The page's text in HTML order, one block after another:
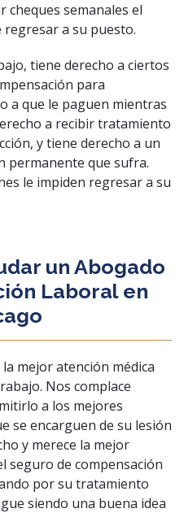
cheques semanales el
regresar a su puesto.
tiene derecho a ciertos
para
a que le paguen mientras
a recibir tratamiento
y tiene derecho a un
permanente que sufra.
le impiden regresar a su
un Abogado
Laboral en
mejor atención médica
Nos complace
a los mejores
se encarguen de su lesión
y merece la mejor
seguro de compensación
por su tratamiento
siendo una buena idea